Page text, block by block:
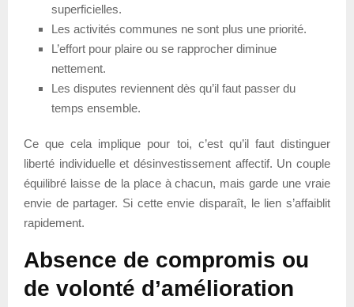
superficielles.
Les activités communes ne sont plus une priorité.
L’effort pour plaire ou se rapprocher diminue
nettement.
Les disputes reviennent dès qu’il faut passer du
temps ensemble.
Ce que cela implique pour toi, c’est qu’il faut distinguer
liberté individuelle et désinvestissement affectif. Un couple
équilibré laisse de la place à chacun, mais garde une vraie
envie de partager. Si cette envie disparaît, le lien s’affaiblit
rapidement.
Absence de compromis ou
de volonté d’amélioration